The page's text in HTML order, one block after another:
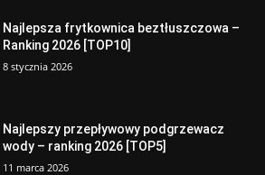
Najlepsza frytkownica beztłuszczowa –
Ranking 2026 [TOP10]
8 stycznia 2026
Najlepszy przepływowy podgrzewacz
wody – ranking 2026 [TOP5]
11 marca 2026